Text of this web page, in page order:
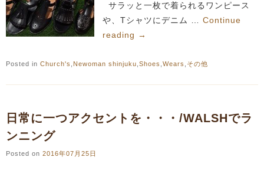
サラッと一枚で着られるワンピース
や、Tシャツにデニム … Continue
reading →
Posted in Church's Newoman shinjuku Shoes Wears その他
日常に一つアクセントを・・・/WALSHでラ
ンニング
Posted on 2016年07月25日